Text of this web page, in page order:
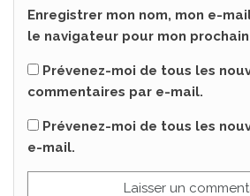
Enregistrer mon nom, mon e-
le navigateur pour mon
Prévenez-moi de tous les
commentaires par e-mail.
Prévenez-moi de tous les
e-mail.